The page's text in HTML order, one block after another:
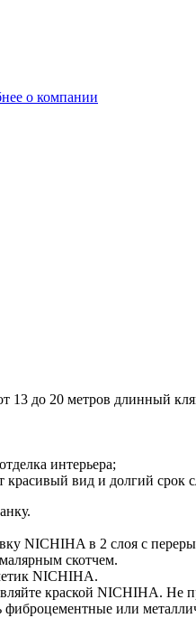
о компании
13 до 20 метров длинный
интерьера;
красивый вид и долгий срок
NICHIHA в 2 слоя с
скотчем.
NICHIHA.
краской NICHIHA. Не
фиброцементные или